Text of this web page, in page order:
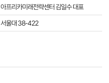
아프리카미래전략센터 김일수 대표
서울대 38-422